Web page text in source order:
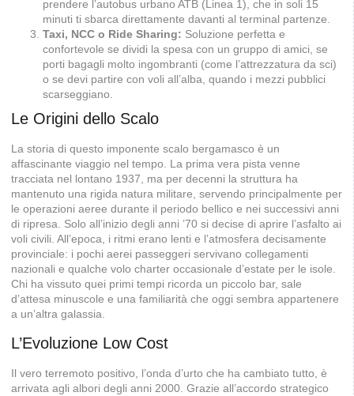
prendere l’autobus urbano ATB (Linea 1), che in soli 15
minuti ti sbarca direttamente davanti al terminal partenze.
Taxi, NCC o Ride Sharing: Soluzione perfetta e
confortevole se dividi la spesa con un gruppo di amici, se
porti bagagli molto ingombranti (come l’attrezzatura da sci)
o se devi partire con voli all’alba, quando i mezzi pubblici
scarseggiano.
Le Origini dello Scalo
La storia di questo imponente scalo bergamasco è un
affascinante viaggio nel tempo. La prima vera pista venne
tracciata nel lontano 1937, ma per decenni la struttura ha
mantenuto una rigida natura militare, servendo principalmente per
le operazioni aeree durante il periodo bellico e nei successivi anni
di ripresa. Solo all’inizio degli anni ’70 si decise di aprire l’asfalto ai
voli civili. All’epoca, i ritmi erano lenti e l’atmosfera decisamente
provinciale: i pochi aerei passeggeri servivano collegamenti
nazionali e qualche volo charter occasionale d’estate per le isole.
Chi ha vissuto quei primi tempi ricorda un piccolo bar, sale
d’attesa minuscole e una familiarità che oggi sembra appartenere
a un’altra galassia.
L’Evoluzione Low Cost
Il vero terremoto positivo, l’onda d’urto che ha cambiato tutto, è
arrivata agli albori degli anni 2000. Grazie all’accordo strategico